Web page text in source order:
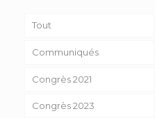
Tout
Communiqués
Congrès 2021
Congrès 2023